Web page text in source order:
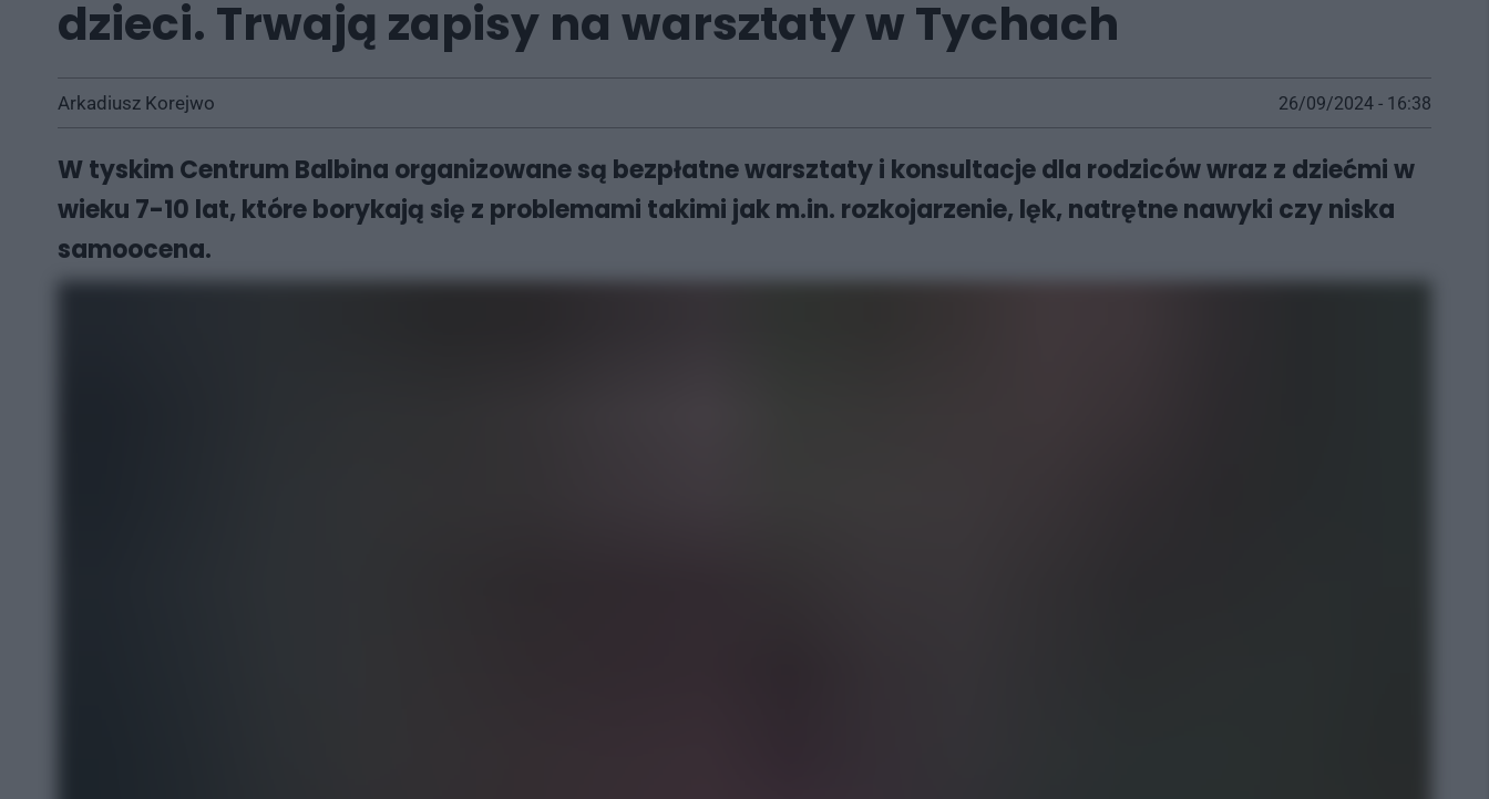
dzieci. Trwają zapisy na warsztaty w Tychach
Arkadiusz Korejwo 26/09/2024 - 16:38
W tyskim Centrum Balbina organizowane są bezpłatne warsztaty i konsultacje dla rodziców wraz z dziećmi w
wieku 7-10 lat, które borykają się z problemami takimi jak m.in. rozkojarzenie, lęk, natrętne nawyki czy niska
samoocena.